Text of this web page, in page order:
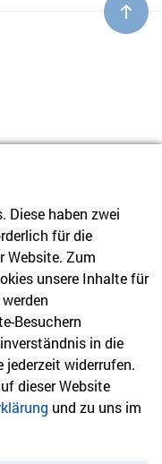
dem aktuellsten
Jetzt anmelden
Diese haben zwei
für die
Website. Zum
unsere Inhalte für
Besuchern
in die
jederzeit widerrufen.
dieser Website
und zu uns im